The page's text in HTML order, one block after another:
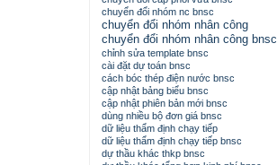
chuyển đổi nhóm nc bnsc
chuyển đổi nhóm nhân công
chuyển đổi nhóm nhân công bnsc
chỉnh sửa template bnsc
cài đặt dự toán bnsc
cách bóc thép điện nước bnsc
cập nhật bảng biểu bnsc
cập nhật phiên bản mới bnsc
dùng nhiều bộ đơn giá bnsc
dữ liệu thẩm định chạy tiếp
dữ liệu thẩm định chạy tiếp bnsc
dự thầu khác thkp bnsc